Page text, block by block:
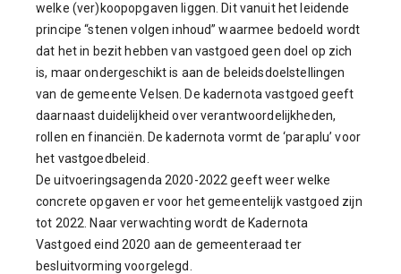
welke (ver)koopopgaven liggen. Dit vanuit het leidende
principe “stenen volgen inhoud” waarmee bedoeld wordt
dat het in bezit hebben van vastgoed geen doel op zich
is, maar ondergeschikt is aan de beleidsdoelstellingen
van de gemeente Velsen. De kadernota vastgoed geeft
daarnaast duidelijkheid over verantwoordelijkheden,
rollen en financiën. De kadernota vormt de ‘paraplu’ voor
het vastgoedbeleid.
De uitvoeringsagenda 2020-2022 geeft weer welke
concrete opgaven er voor het gemeentelijk vastgoed zijn
tot 2022. Naar verwachting wordt de Kadernota
Vastgoed eind 2020 aan de gemeenteraad ter
besluitvorming voorgelegd.